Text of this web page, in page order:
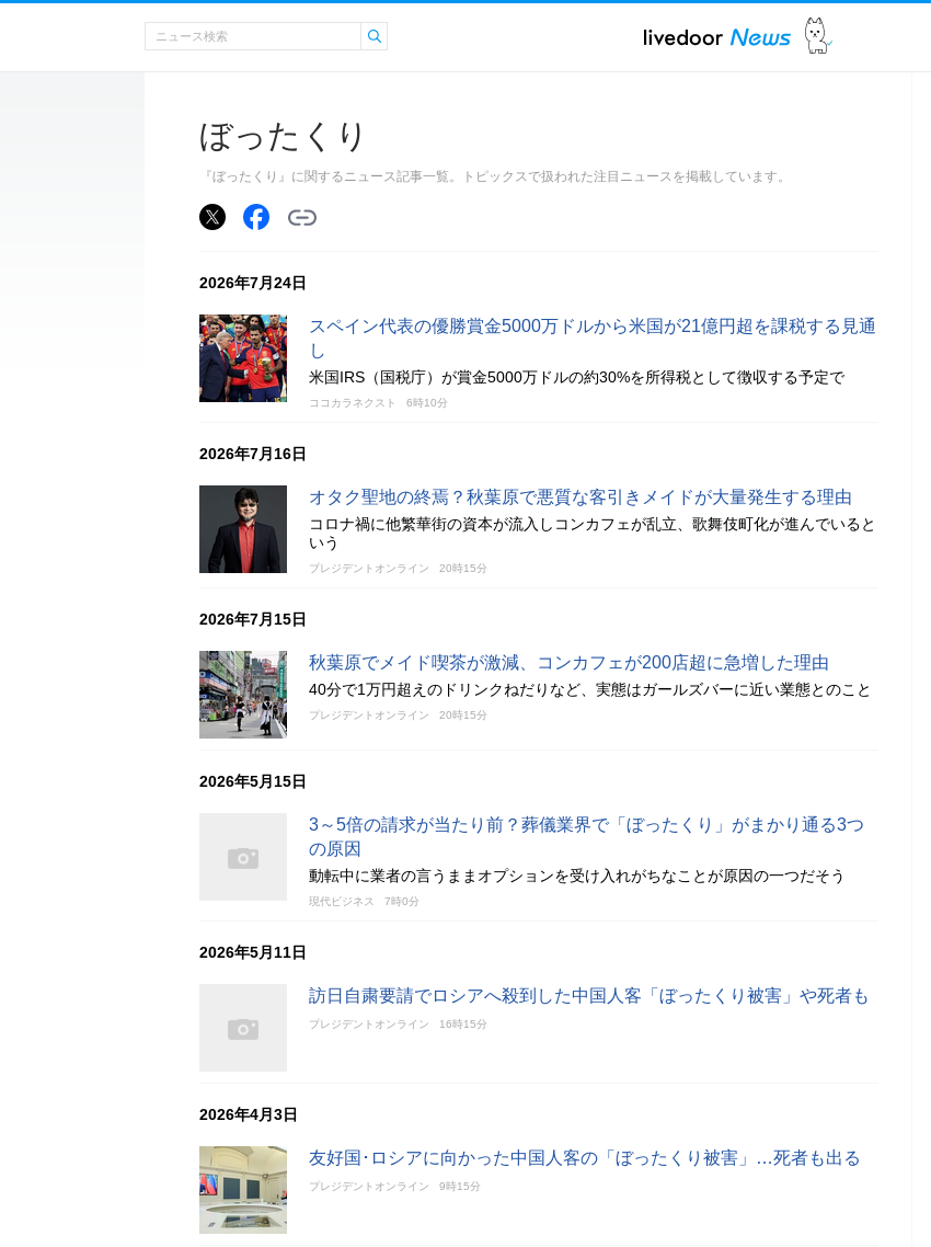
ぼったくり
『ぼったくり』に関するニュース記事一覧。トピックスで扱われた注目ニュースを掲載しています。
2026年7月24日
スペイン代表の優勝賞金5000万ドルから米国が21億円超を課税する見通
し
米国IRS（国税庁）が賞金5000万ドルの約30%を所得税として徴収する予定で
ココカラネクスト 6時10分
2026年7月16日
オタク聖地の終焉？秋葉原で悪質な客引きメイドが大量発生する理由
コロナ禍に他繁華街の資本が流入しコンカフェが乱立、歌舞伎町化が進んでいると
いう
プレジデントオンライン 20時15分
2026年7月15日
秋葉原でメイド喫茶が激減、コンカフェが200店超に急増した理由
40分で1万円超えのドリンクねだりなど、実態はガールズバーに近い業態とのこと
プレジデントオンライン 20時15分
2026年5月15日
3～5倍の請求が当たり前？葬儀業界で「ぼったくり」がまかり通る3つ
の原因
動転中に業者の言うままオプションを受け入れがちなことが原因の一つだそう
現代ビジネス 7時0分
2026年5月11日
訪日自粛要請でロシアへ殺到した中国人客「ぼったくり被害」や死者も
プレジデントオンライン 16時15分
2026年4月3日
友好国･ロシアに向かった中国人客の「ぼったくり被害」…死者も出る
プレジデントオンライン 9時15分